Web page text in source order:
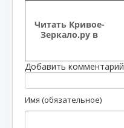
Читать Кривое-
Зеркало.ру в
Добавить комментарий
Имя (обязательное)